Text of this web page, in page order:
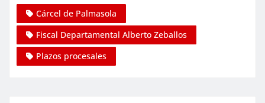
Cárcel de Palmasola
Fiscal Departamental Alberto Zeballos
Plazos procesales